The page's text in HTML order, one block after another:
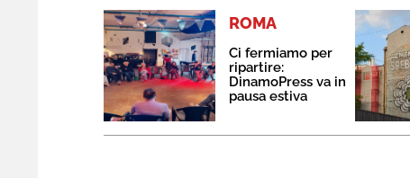
ROMA
Ci fermiamo per
ripartire:
DinamoPress va in
pausa estiva